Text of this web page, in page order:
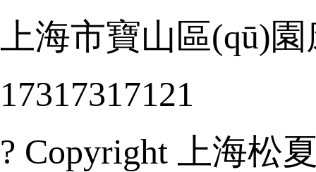
上海市寶山區(qū)
17317317121
? Copyright 上海松